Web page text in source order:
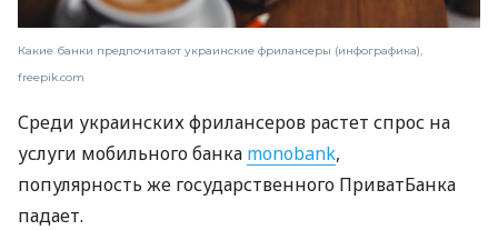
Какие банки предпочитают украинские фрилансеры (инфографика),
freepik.com
Среди украинских фрилансеров растет спрос на
услуги мобильного банка monobank,
популярность же государственного ПриватБанка
падает.